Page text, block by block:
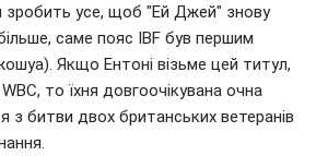
зробить усе, щоб "Ей Джей" знову
саме пояс IBF був першим
Якщо Ентоні візьме цей титул,
то їхня довгоочікувана очна
з битви двох британських ветеранів